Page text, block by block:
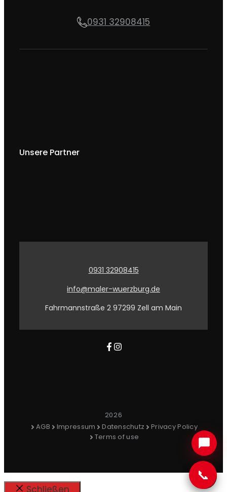
0931 32908415
Unsere Partner
0931 32908415
info@maler-wuerzburg.de
Fahrmannstraße 2 97299 Zell am Main
2026
AGB
Impressum Datenschutz
Privacy Policy
Terms of use
📞